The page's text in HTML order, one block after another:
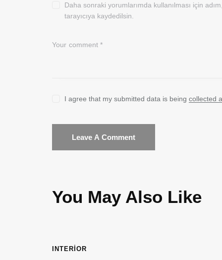
Daha sonraki yorumlarımda kullanılması için
tarayıcıya kaydedilsin.
I agree that my submitted data is beingcollected
You May Also Like
INTERIOR